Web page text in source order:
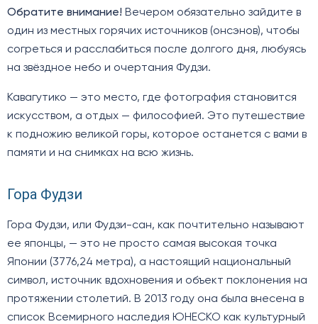
Обратите внимание! Вечером обязательно зайдите в
один из местных горячих источников (онсэнов), чтобы
согреться и расслабиться после долгого дня, любуясь
на звёздное небо и очертания Фудзи.
Кавагутико — это место, где фотография становится
искусством, а отдых — философией. Это путешествие
к подножию великой горы, которое останется с вами в
памяти и на снимках на всю жизнь.
Гора Фудзи
Гора Фудзи, или Фудзи-сан, как почтительно называют
ее японцы, — это не просто самая высокая точка
Японии (3776,24 метра), а настоящий национальный
символ, источник вдохновения и объект поклонения на
протяжении столетий. В 2013 году она была внесена в
список Всемирного наследия ЮНЕСКО как культурный